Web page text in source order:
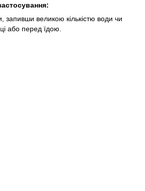
запивши великою кількістю води чи
або перед їдою.